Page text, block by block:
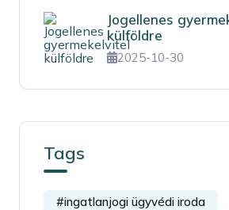
Jogellenes
külföldre
2025-10-30
Tags
#ingatlanjogi ügyvédi iroda